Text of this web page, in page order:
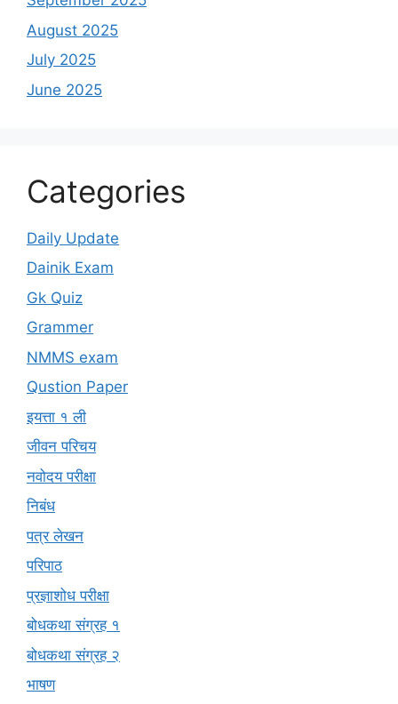
August 2025
July 2025
June 2025
Categories
Daily Update
Dainik Exam
Gk Quiz
Grammer
NMMS exam
Qustion Paper
इयत्ता १ ली
जीवन परिचय
नवोदय परीक्षा
निबंध
पत्र लेखन
परिपाठ
प्रज्ञाशोध परीक्षा
बोधकथा संग्रह १
बोधकथा संग्रह २
भाषण